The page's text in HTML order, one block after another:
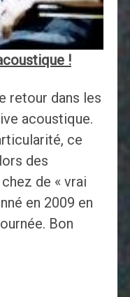
!
retour dans les
acoustique.
ce
des
de « vrai
en 2009 en
Bon